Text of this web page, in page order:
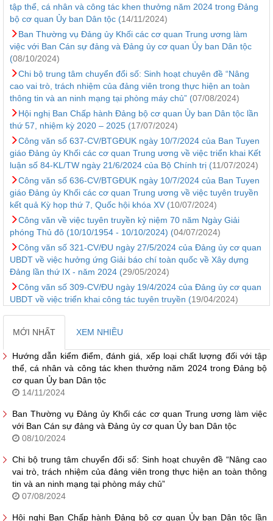
tập thể, cá nhân và công tác khen thưởng năm 2024 trong Đảng
bộ cơ quan Ủy ban Dân tộc (14/11/2024)
Ban Thường vụ Đảng ủy Khối các cơ quan Trung ương làm
việc với Ban Cán sự đảng và Đảng ủy cơ quan Ủy ban Dân tộc
(08/10/2024)
Chi bộ trung tâm chuyển đổi số: Sinh hoạt chuyên đề “Nâng
cao vai trò, trách nhiệm của đảng viên trong thực hiện an toàn
thông tin và an ninh mạng tại phòng máy chủ” (07/08/2024)
Hội nghị Ban Chấp hành Đảng bộ cơ quan Ủy ban Dân tộc lần
thứ 57, nhiệm kỳ 2020 – 2025 (17/07/2024)
Công văn số 637-CV/BTGĐUK ngày 10/7/2024 của Ban Tuyen
giáo Đảng ủy Khối các cơ quan Trung ương về việc triển khai Kết
luận số 84-KL/TW ngày 21/6/2024 của Bộ Chính trị (11/07/2024)
Công văn số 636-CV/BTGĐUK ngày 10/7/2024 của Ban Tuyen
giáo Đảng ủy Khối các cơ quan Trung ương về việc tuyên truyền
kết quả Kỳ họp thứ 7, Quốc hội khóa XV (10/07/2024)
Công văn về việc tuyên truyền kỷ niệm 70 năm Ngày Giải
phóng Thủ đô (10/10/1954 - 10/10/2024) (04/07/2024)
Công văn số 321-CV/ĐU ngày 27/5/2024 của Đảng ủy cơ quan
UBDT về việc hưởng ứng Giải báo chí toàn quốc về Xây dựng
Đảng lần thứ IX - năm 2024 (29/05/2024)
Công văn số 309-CV/ĐU ngày 19/4/2024 của Đảng ủy cơ quan
UBDT về việc triển khai công tác tuyên truyền (19/04/2024)
MỚI NHẤT XEM NHIỀU
Hướng dẫn kiểm điểm, đánh giá, xếp loại chất lượng đối với tập
thể, cá nhân và công tác khen thưởng năm 2024 trong Đảng bộ
cơ quan Ủy ban Dân tộc
14/11/2024
Ban Thường vụ Đảng ủy Khối các cơ quan Trung ương làm việc
với Ban Cán sự đảng và Đảng ủy cơ quan Ủy ban Dân tộc
08/10/2024
Chi bộ trung tâm chuyển đổi số: Sinh hoạt chuyên đề “Nâng cao
vai trò, trách nhiệm của đảng viên trong thực hiện an toàn thông
tin và an ninh mạng tại phòng máy chủ”
07/08/2024
Hội nghị Ban Chấp hành Đảng bộ cơ quan Ủy ban Dân tộc lần